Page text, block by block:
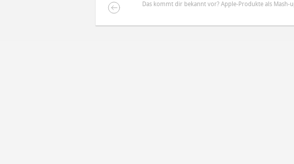
Das kommt dir bekannt vor? Apple-Produkte als Mash-